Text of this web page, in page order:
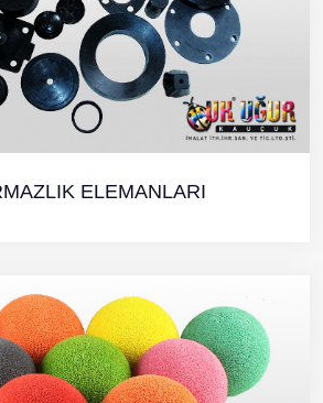
ELEMANLARI